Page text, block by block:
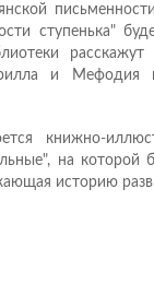
ступенька"
и Мефодия
книжно-
на которой
историю